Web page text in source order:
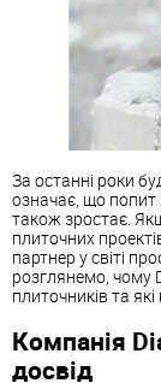
За останні роки
означає, що попит
також зростає.
плиточних
партнер у світі
розглянемо, чому
плиточників та
Компанія
досвід